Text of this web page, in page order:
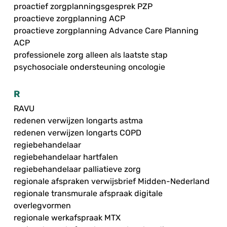
proactief zorgplanningsgesprek PZP
proactieve zorgplanning ACP
proactieve zorgplanning Advance Care Planning
ACP
professionele zorg alleen als laatste stap
psychosociale ondersteuning oncologie
R
RAVU
redenen verwijzen longarts astma
redenen verwijzen longarts COPD
regiebehandelaar
regiebehandelaar hartfalen
regiebehandelaar palliatieve zorg
regionale afspraken verwijsbrief Midden-Nederland
regionale transmurale afspraak digitale
overlegvormen
regionale werkafspraak MTX